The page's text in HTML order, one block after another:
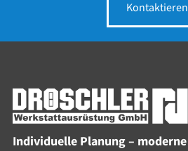
Kontaktieren
Individuelle Planung – moderne